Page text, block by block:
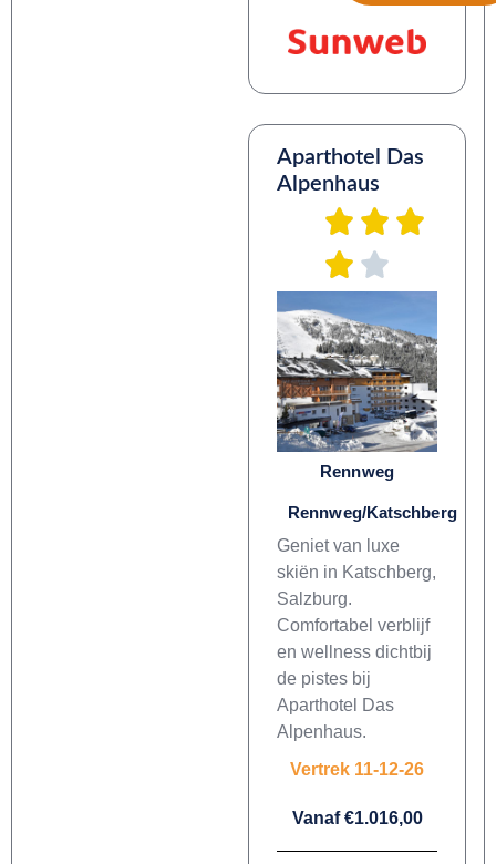
Aparthotel Das
Alpenhaus
Rennweg
Rennweg/Katschberg
Geniet van luxe
skiën in Katschberg,
Salzburg.
Comfortabel verblijf
en wellness dichtbij
de pistes bij
Aparthotel Das
Alpenhaus.
Vertrek 11-12-26
Vanaf €1.016,00